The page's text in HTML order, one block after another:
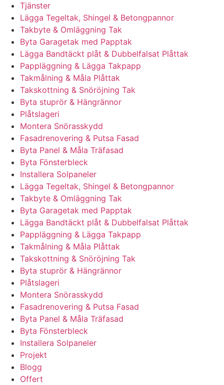
Tjänster
Lägga Tegeltak, Shingel & Betongpannor
Takbyte & Omläggning Tak
Byta Garagetak med Papptak
Lägga Bandtäckt plåt & Dubbelfalsat Plåttak
Pappläggning & Lägga Takpapp
Takmålning & Måla Plåttak
Takskottning & Snöröjning Tak
Byta stuprör & Hängrännor
Plåtslageri
Montera Snörasskydd
Fasadrenovering & Putsa Fasad
Byta Panel & Måla Träfasad
Byta Fönsterbleck
Installera Solpaneler
Lägga Tegeltak, Shingel & Betongpannor
Takbyte & Omläggning Tak
Byta Garagetak med Papptak
Lägga Bandtäckt plåt & Dubbelfalsat Plåttak
Pappläggning & Lägga Takpapp
Takmålning & Måla Plåttak
Takskottning & Snöröjning Tak
Byta stuprör & Hängrännor
Plåtslageri
Montera Snörasskydd
Fasadrenovering & Putsa Fasad
Byta Panel & Måla Träfasad
Byta Fönsterbleck
Installera Solpaneler
Projekt
Blogg
Offert